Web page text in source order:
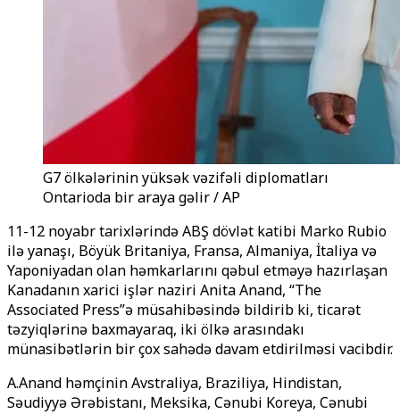
G7 ölkələrinin yüksək vəzifəli diplomatları
Ontarioda bir araya gəlir / AP
11-12 noyabr tarixlərində ABŞ dövlət katibi Marko Rubio
ilə yanaşı, Böyük Britaniya, Fransa, Almaniya, İtaliya və
Yaponiyadan olan həmkarlarını qəbul etməyə hazırlaşan
Kanadanın xarici işlər naziri Anita Anand, “The
Associated Press”ə müsahibəsində bildirib ki, ticarət
təzyiqlərinə baxmayaraq, iki ölkə arasındakı
münasibətlərin bir çox sahədə davam etdirilməsi vacibdir.
A.Anand həmçinin Avstraliya, Braziliya, Hindistan,
Səudiyyə Ərəbistanı, Meksika, Cənubi Koreya, Cənubi